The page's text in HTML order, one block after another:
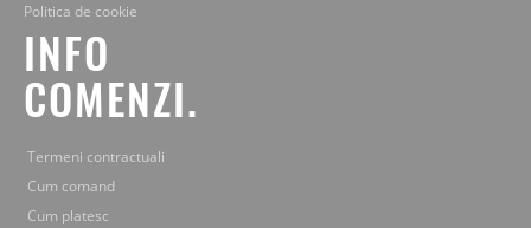
Politica de cookie
INFO
COMENZI.
Termeni contractuali
Cum comand
Cum platesc